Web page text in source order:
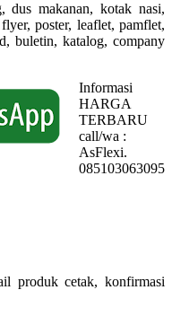
dus makanan, kotak nasi,
poster, leaflet, pamflet,
buletin, katalog, company
Informasi
HARGA
TERBARU
call/wa :
AsFlexi.
085103063095
produk cetak, konfirmasi